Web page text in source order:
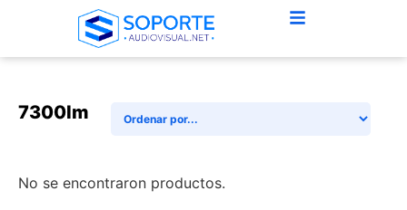
7300lm
No se encontraron productos.